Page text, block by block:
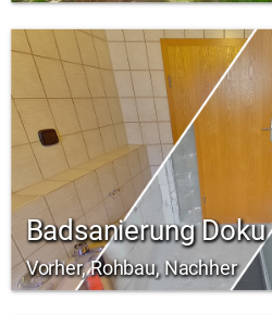
Badsanierung Doku
Vorher, Rohbau, Nachher